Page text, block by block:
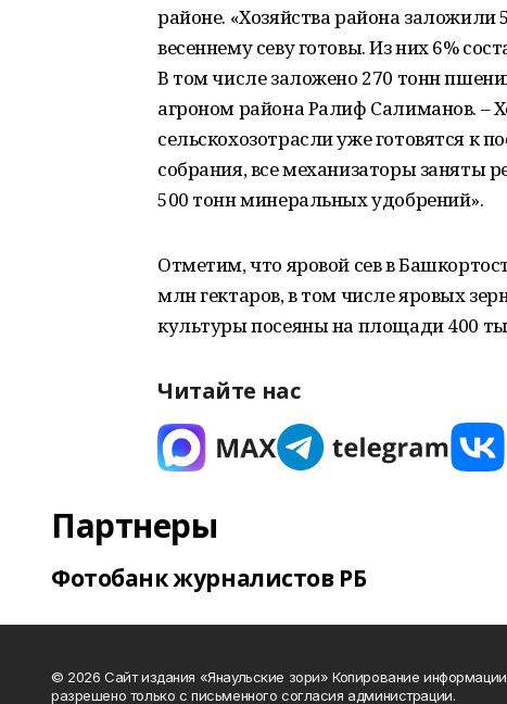
районе. «Хозяйства района
весеннему севу готовы. Из них 6%
В том числе заложено 270 тонн
агроном района Ралиф Салиманов. –
сельскохозотрасли уже готовятся к
собрания, все механизаторы заняты
500 тонн минеральных удобрений».
Отметим, что яровой сев в
млн гектаров, в том числе яровых
культуры посеяны на площади 400
Читайте нас
Партнеры
Фотобанк журналистов РБ
© 2026 Сайт издания «Янаульские зори» Копирование
разрешено только с письменного согласия администрации.